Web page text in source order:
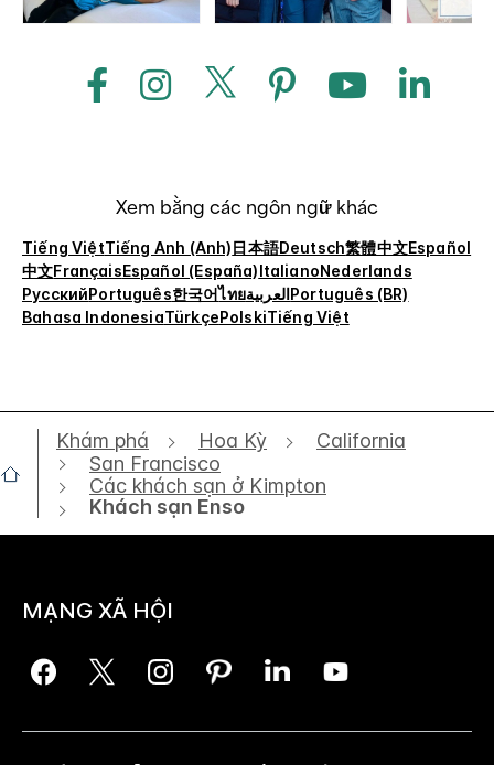
Xem bằng các ngôn ngữ khác
Tiếng ViệtTiếng Anh (Anh)日本語Deutsch繁體中文Español
中文FrançaisEspañol (España)ItalianoNederlands
РусскийPortuguês한국어ไทยالعربيةPortuguês (BR)
Bahasa IndonesiaTürkçePolskiTiếng Việt
Khám phá Hoa Kỳ
California
San Francisco
Các khách sạn ở Kimpton
Khách sạn Enso
MẠNG XÃ HỘI